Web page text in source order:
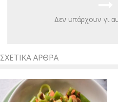
Δεν υπάρχουν γι
ΣΧΕΤΙΚΆ ΆΡΘΡΑ